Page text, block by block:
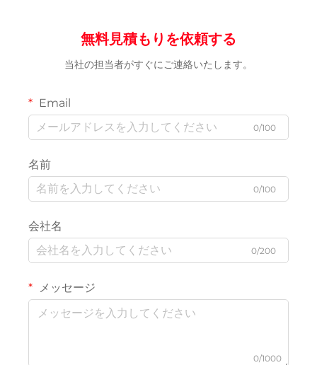
無料見積もりを依頼する
当社の担当者がすぐにご連絡いたします。
Email
0/100
名前
0/100
会社名
0/200
メッセージ
0/1000